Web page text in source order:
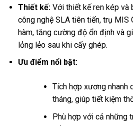
Thiết kế:Với thiết kế ren kép và
công nghệ SLA tiên tiến, trụ MIS
hàm, tăng cường độ ổn định và
lỏng lẻo sau khi cấy ghép.
Ưu điểm nổi bật:
Tích hợp xương nhanh
tháng, giúp tiết kiệm
Phù hợp với cả những